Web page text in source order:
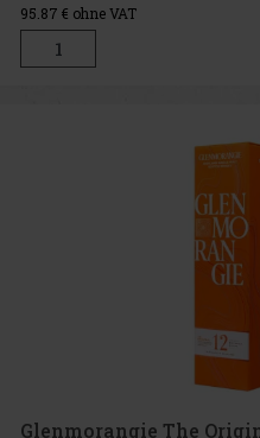
95.87 € ohne VAT
Glenmorangie The